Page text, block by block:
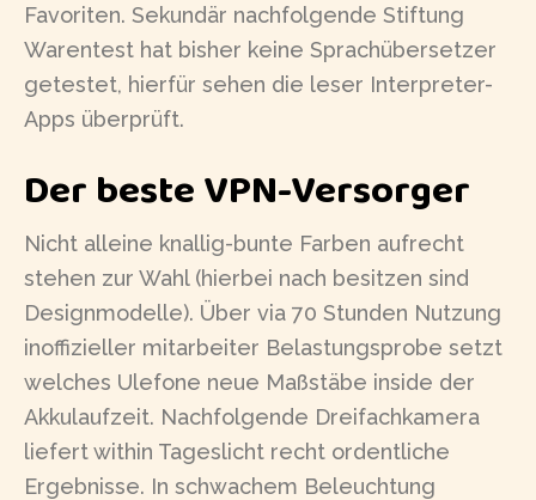
Favoriten. Sekundär nachfolgende Stiftung
Warentest hat bisher keine Sprachübersetzer
getestet, hierfür sehen die leser Interpreter-
Apps überprüft.
Der beste VPN-Versorger
Nicht alleine knallig-bunte Farben aufrecht
stehen zur Wahl (hierbei nach besitzen sind
Designmodelle). Über via 70 Stunden Nutzung
inoffizieller mitarbeiter Belastungsprobe setzt
welches Ulefone neue Maßstäbe inside der
Akkulaufzeit. Nachfolgende Dreifachkamera
liefert within Tageslicht recht ordentliche
Ergebnisse. In schwachem Beleuchtung